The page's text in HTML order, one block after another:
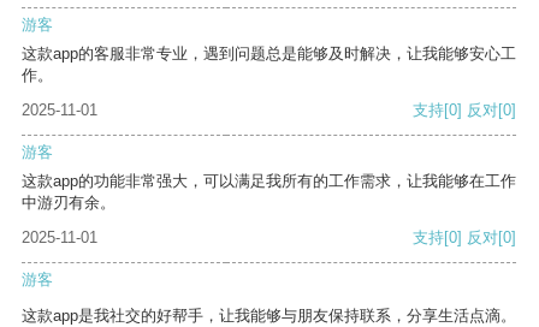
游客
这款app的客服非常专业，遇到问题总是能够及时解决，让我能够安心工
作。
2025-11-01
支持[0] 反对[0]
游客
这款app的功能非常强大，可以满足我所有的工作需求，让我能够在工作
中游刃有余。
2025-11-01
支持[0] 反对[0]
游客
这款app是我社交的好帮手，让我能够与朋友保持联系，分享生活点滴。